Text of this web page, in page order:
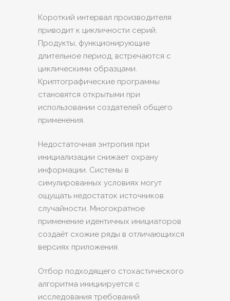
Короткий интервал производителя
приводит к цикличности серий.
Продукты, функционирующие
длительное период, встречаются с
циклическими образцами.
Криптографические программы
становятся открытыми при
использовании создателей общего
применения.
Недостаточная энтропия при
инициализации снижает охрану
информации. Системы в
симулированных условиях могут
ощущать недостаток источников
случайности. Многократное
применение идентичных инициаторов
создаёт схожие ряды в отличающихся
версиях приложения.
Отбор подходящего стохастического
алгоритма инициируется с
исследования требований